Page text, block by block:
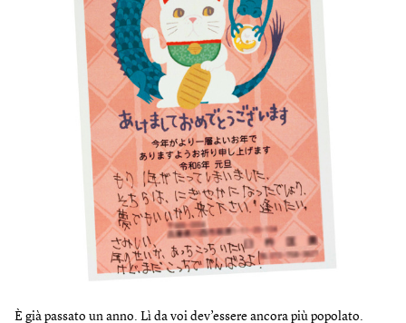
È già passato un anno. Lì da voi dev’essere ancora più popolato.